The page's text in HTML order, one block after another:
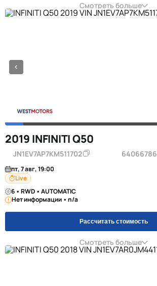
Смотреть больше
2019 INFINITI Q50
JN1EV7AP7KM511702 64066786
пт, 7 авг, 19:00
Live
6 • RWD • AUTOMATIC
Нет информации • n/a
Рассчитать стоимость
Смотреть больше